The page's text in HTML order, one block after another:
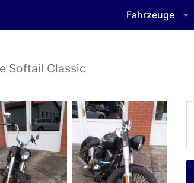
Fahrzeuge
Softail Classic